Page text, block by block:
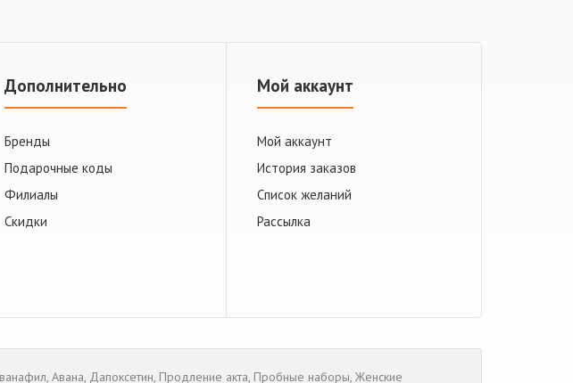
Дополнительно
Бренды
Подарочные коды
Филиалы
Скидки
Мой аккаунт
Мой аккаунт
История заказов
Список желаний
Рассылка
, Авана, Дапоксетин, Продление акта, Пробные наборы, Женские